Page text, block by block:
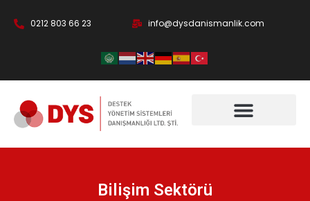
0212 803 66 23 info@dysdanismanlik.com
Bilişim Sektörü